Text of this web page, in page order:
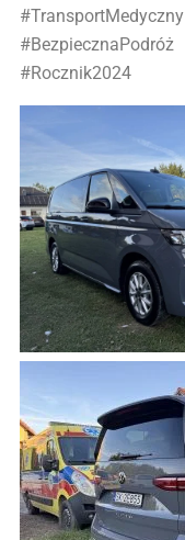
#TransportMedyczny
#BezpiecznaPodróż
#Rocznik2024